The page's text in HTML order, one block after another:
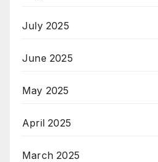
July 2025
June 2025
May 2025
April 2025
March 2025